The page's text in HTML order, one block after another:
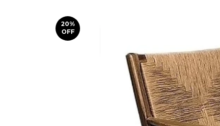
20%
OFF